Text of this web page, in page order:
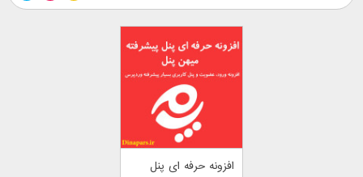
افزونه حرفه ای پنل